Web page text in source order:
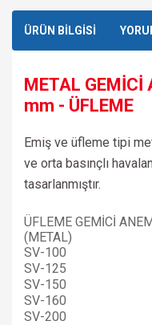
ÜRÜN BİLGİSİ
METAL
mm - ÜFLEME
Emiş ve üfleme tipi
ve orta basınçlı
tasarlanmıştır.
ÜFLEME GEMİCİ
(METAL)
SV-100
SV-125
SV-150
SV-160
SV-200